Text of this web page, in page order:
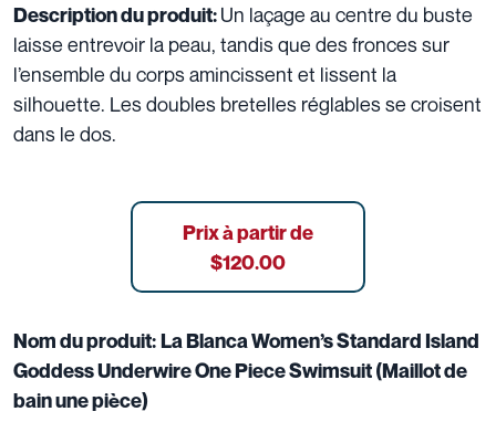
Description du produit:Un laçage au centre du buste
laisse entrevoir la peau, tandis que des fronces sur
l’ensemble du corps amincissent et lissent la
silhouette. Les doubles bretelles réglables se croisent
dans le dos.
Prix à partir de
$120.00
Nom du produit:La Blanca Women’s Standard Island
Goddess Underwire One Piece Swimsuit (Maillot de
bain une pièce)